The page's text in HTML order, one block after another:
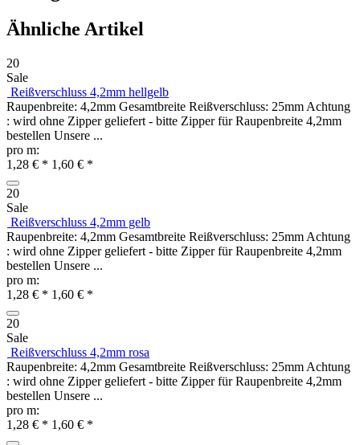
Ähnliche Artikel
20
Sale
Reißverschluss 4,2mm hellgelb
Raupenbreite: 4,2mm Gesamtbreite Reißverschluss: 25mm Achtung
: wird ohne Zipper geliefert - bitte Zipper für Raupenbreite 4,2mm
bestellen Unsere ...
pro m:
1,28 € * 1,60 € *
20
Sale
Reißverschluss 4,2mm gelb
Raupenbreite: 4,2mm Gesamtbreite Reißverschluss: 25mm Achtung
: wird ohne Zipper geliefert - bitte Zipper für Raupenbreite 4,2mm
bestellen Unsere ...
pro m:
1,28 € * 1,60 € *
20
Sale
Reißverschluss 4,2mm rosa
Raupenbreite: 4,2mm Gesamtbreite Reißverschluss: 25mm Achtung
: wird ohne Zipper geliefert - bitte Zipper für Raupenbreite 4,2mm
bestellen Unsere ...
pro m:
1,28 € * 1,60 € *